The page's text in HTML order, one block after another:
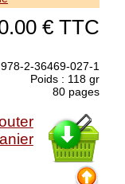
€ TTC
2-36469-027-1
Poids : 118 gr
80 pages